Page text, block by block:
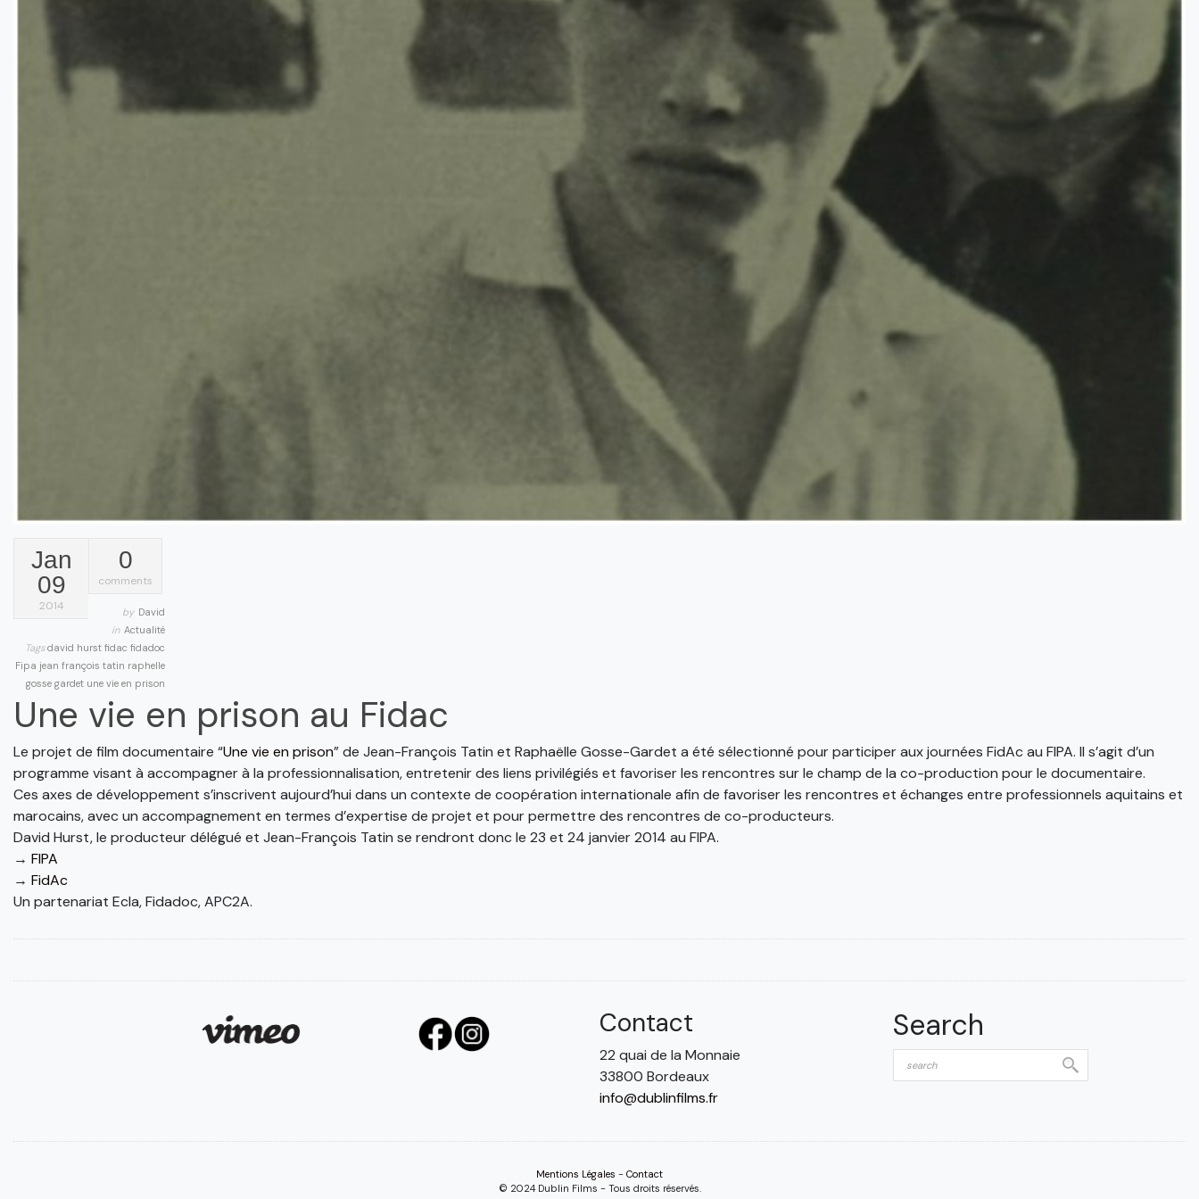
Jan
09
2014
0
comments
by David
in Actualité
Tagsdavid hurst fidac fidadoc
Fipa jean françois tatin raphelle
gosse gardet une vie en prison
Une vie en prison au Fidac
Le projet de film documentaire “Une vie en prison” de Jean-François Tatin et Raphaëlle Gosse-Gardet a été sélectionné pour participer aux journées FidAc au FIPA. Il s’agit d’un
programme visant à accompagner à la professionnalisation, entretenir des liens privilégiés et favoriser les rencontres sur le champ de la co-production pour le documentaire.
Ces axes de développement s’inscrivent aujourd’hui dans un contexte de coopération internationale afin de favoriser les rencontres et échanges entre professionnels aquitains et
marocains, avec un accompagnement en termes d’expertise de projet et pour permettre des rencontres de co-producteurs.
David Hurst, le producteur délégué et Jean-François Tatin se rendront donc le 23 et 24 janvier 2014 au FIPA.
→ FIPA
→ FidAc
Un partenariat Ecla, Fidadoc, APC2A.
Contact
22 quai de la Monnaie
33800 Bordeaux
info@dublinfilms.fr
Search
Mentions Légales - Contact
© 2024 Dublin Films - Tous droits réservés.